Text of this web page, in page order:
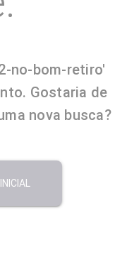
no-bom-retiro'
Gostaria de
nova busca?